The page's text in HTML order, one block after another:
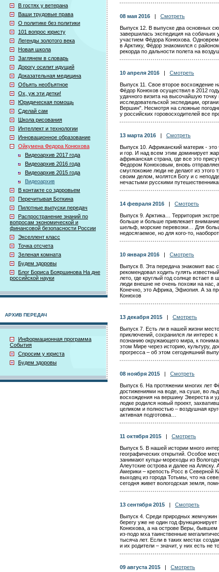
В гостях у ветерана
Ваши трудовые права
О политике без политики
101 вопрос юристу
Легенды золотого века
Новая школа
Заглянем в словарь
Дорогу осилит идущий
Доказательная медицина
Объять необъятное
Ох, уж эти детки!
Юридическая помощь
Сделай сам
Школа рисования
Интеллект и технологии
Инновационное образование
Ойкумена Федора Конюхова
Видеоархив 2017 года
Видеоархив 2016 года
Видеоархив 2015 года
Видеоархив
В контакте со здоровьем
Перечитывая Боткина
Пилотные выпуски передач
Распространение знаний по
вопросам экономической и
финансовой безопасности России
Экселлент класс
Точка отсчета
Зеленая комната
Будем здоровы
Блог Бориса Бояршинова На дне
российской науки
АРХИВ ПЕРЕДАЧ
Информационная программа
События
Спросим у юриста
Будем здоровы
08 мая 2016
Смотреть
Выпуск 12. В выпуске два основных
завершилась экспедиция на
участием Фёдора Конюхова.
в Арктику, Фёдор знакомился с
рекорда по дальности полета на
10 апреля 2016
Смотреть
Выпуск 11. Свое второе восхождение
Фёдор Конюхов осуществил в 2012
удачного визита на высочайшую
исследовательской экспедиции,
Вершин". Несмотря на сложные
у российских горовосходителей все
13 марта 2016
Смотреть
Выпуск 10. Африканский материк -
и гор. И над всем этим доминирует
африканская страна, где все это
Федором Конюховым, вновь
смуглокожие люди не делают из этого
своим делом, молятся Богу и с
нечастыми русскими
14 февраля 2016
Смотреть
Выпуск 9. Арктика… Территория
больше и больше привлекает
шельф, морские перевозки… Для
недосягаемое, но для кого-то,
10 января 2016
Смотреть
Выпуск 8. Эта передача знакомит вас
рекомендовал ходить гулять
лето, где круглый год солнце встает
люди внешне не очень похожи на нас,
Конечно, это Африка, Эфиопия. А за
Конюхов
13 декабря 2015
Смотреть
Выпуск 7. Есть ли в нашей жизни
приключений, сохранился ли интерес
познанию окружающего мира, к
этом Мире через историю, культуру,
прогресса – об этом сегодняшний
08 ноября 2015
Смотреть
Выпуск 6. На протяжении многих лет
достижениями на воде, на суше, во
восхождения на вершину Эвереста и
лодке родился новый проект,
целиком и полностью – воздушная
активная подготовка…
11 октября 2015
Смотреть
Выпуск 5. В нашей истории много
географических открытий. Особое
занимают купцы-мореходы из
Алеутские острова и далее на
Америки – крепость Росс в Северной
выходец из города Тотьмы, что на
сегодня живет вологодская земля,
13 сентября 2015
Смотреть
Выпуск 4. Среди природных жемчужин
берегу уже не один год
Конюхова, а на острове Веры,
из-подо мха таинственные
тысяча лет. Если в таких местах
и их родители – значит, у них есть не
09 августа 2015
Смотреть